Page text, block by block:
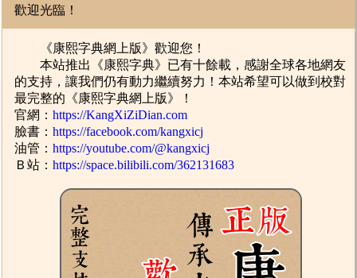
歡迎光臨！
《康熙字典網上版》歡迎您！
本站推出《康熙字典》已有十餘載，感謝全球各地網友
的支持，讓我們仍有動力繼續努力！本站希望可以做到校對
最完整的《康熙字典網上版》！
官網：https://KangXiZiDian.com
臉書：https://facebook.com/kangxicj
油管：https://youtube.com/@kangxicj
Ｂ站：https://space.bilibili.com/362131683